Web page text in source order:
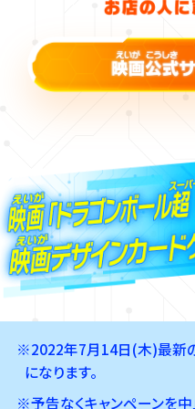
※2022年7月14日(木)最新
になります。
※予告なくキャンペーンを中